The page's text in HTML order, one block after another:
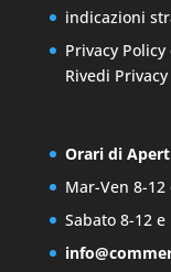
indicazioni
Privacy Policy
Rivedi Privacy
Orari di
Mar-Ven 8-12
Sabato 8-12 e